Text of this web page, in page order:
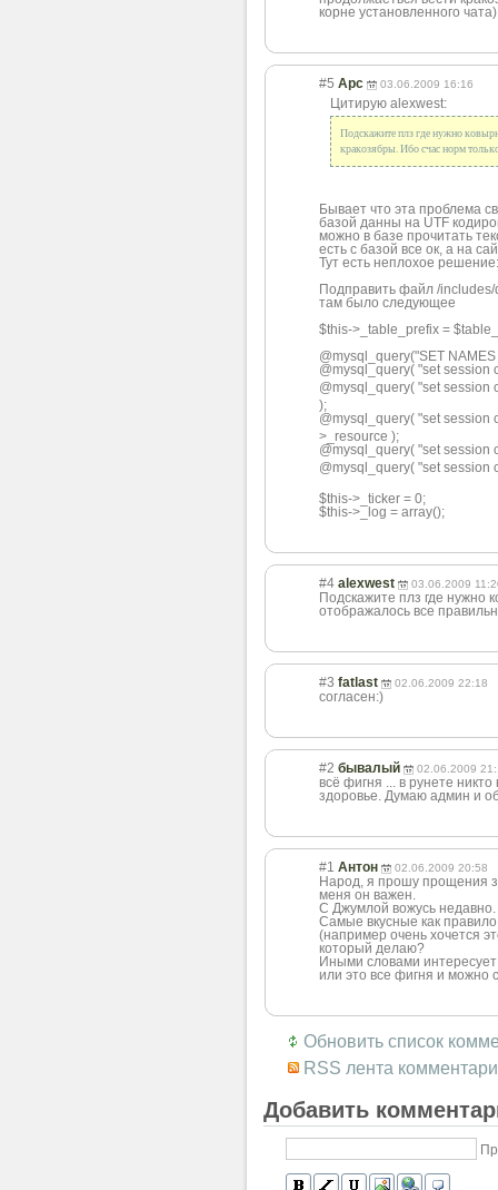
корне установленного
#5 Арс 03.06.2009 16:16
Цитирую alexwest:
Подскажите плз где нужно
кракозябры. Ибо счас норм
Бывает что эта проблема
базой данны на UTF
можно в базе прочитать
есть с базой все ок, а на
Тут есть неплохое решение:
Подправить файл /
там было следующее
$this->_table_prefix =
@mysql_query("SET
@mysql_query( "set session
@mysql_query( "set session
);
@mysql_query( "set session
>_resource );
@mysql_query( "set session
@mysql_query( "set session
$this->_ticker = 0;
$this->_log = array();
#4 alexwest 03.06.2009
Подскажите плз где нужно
отображалось все
#3 fatlast 02.06.2009 22:18
согласен:)
#2 бывалый 02.06.2009
всё фигня ... в рунете
здоровье. Думаю админ и
#1 Антон 02.06.2009 20:58
Народ, я прошу прощения
меня он важен.
С Джумлой вожусь недавно.
Самые вкусные как
(например очень хочется
который делаю?
Иными словами
или это все фигня и можно
Обновить список
RSS лента
Добавить